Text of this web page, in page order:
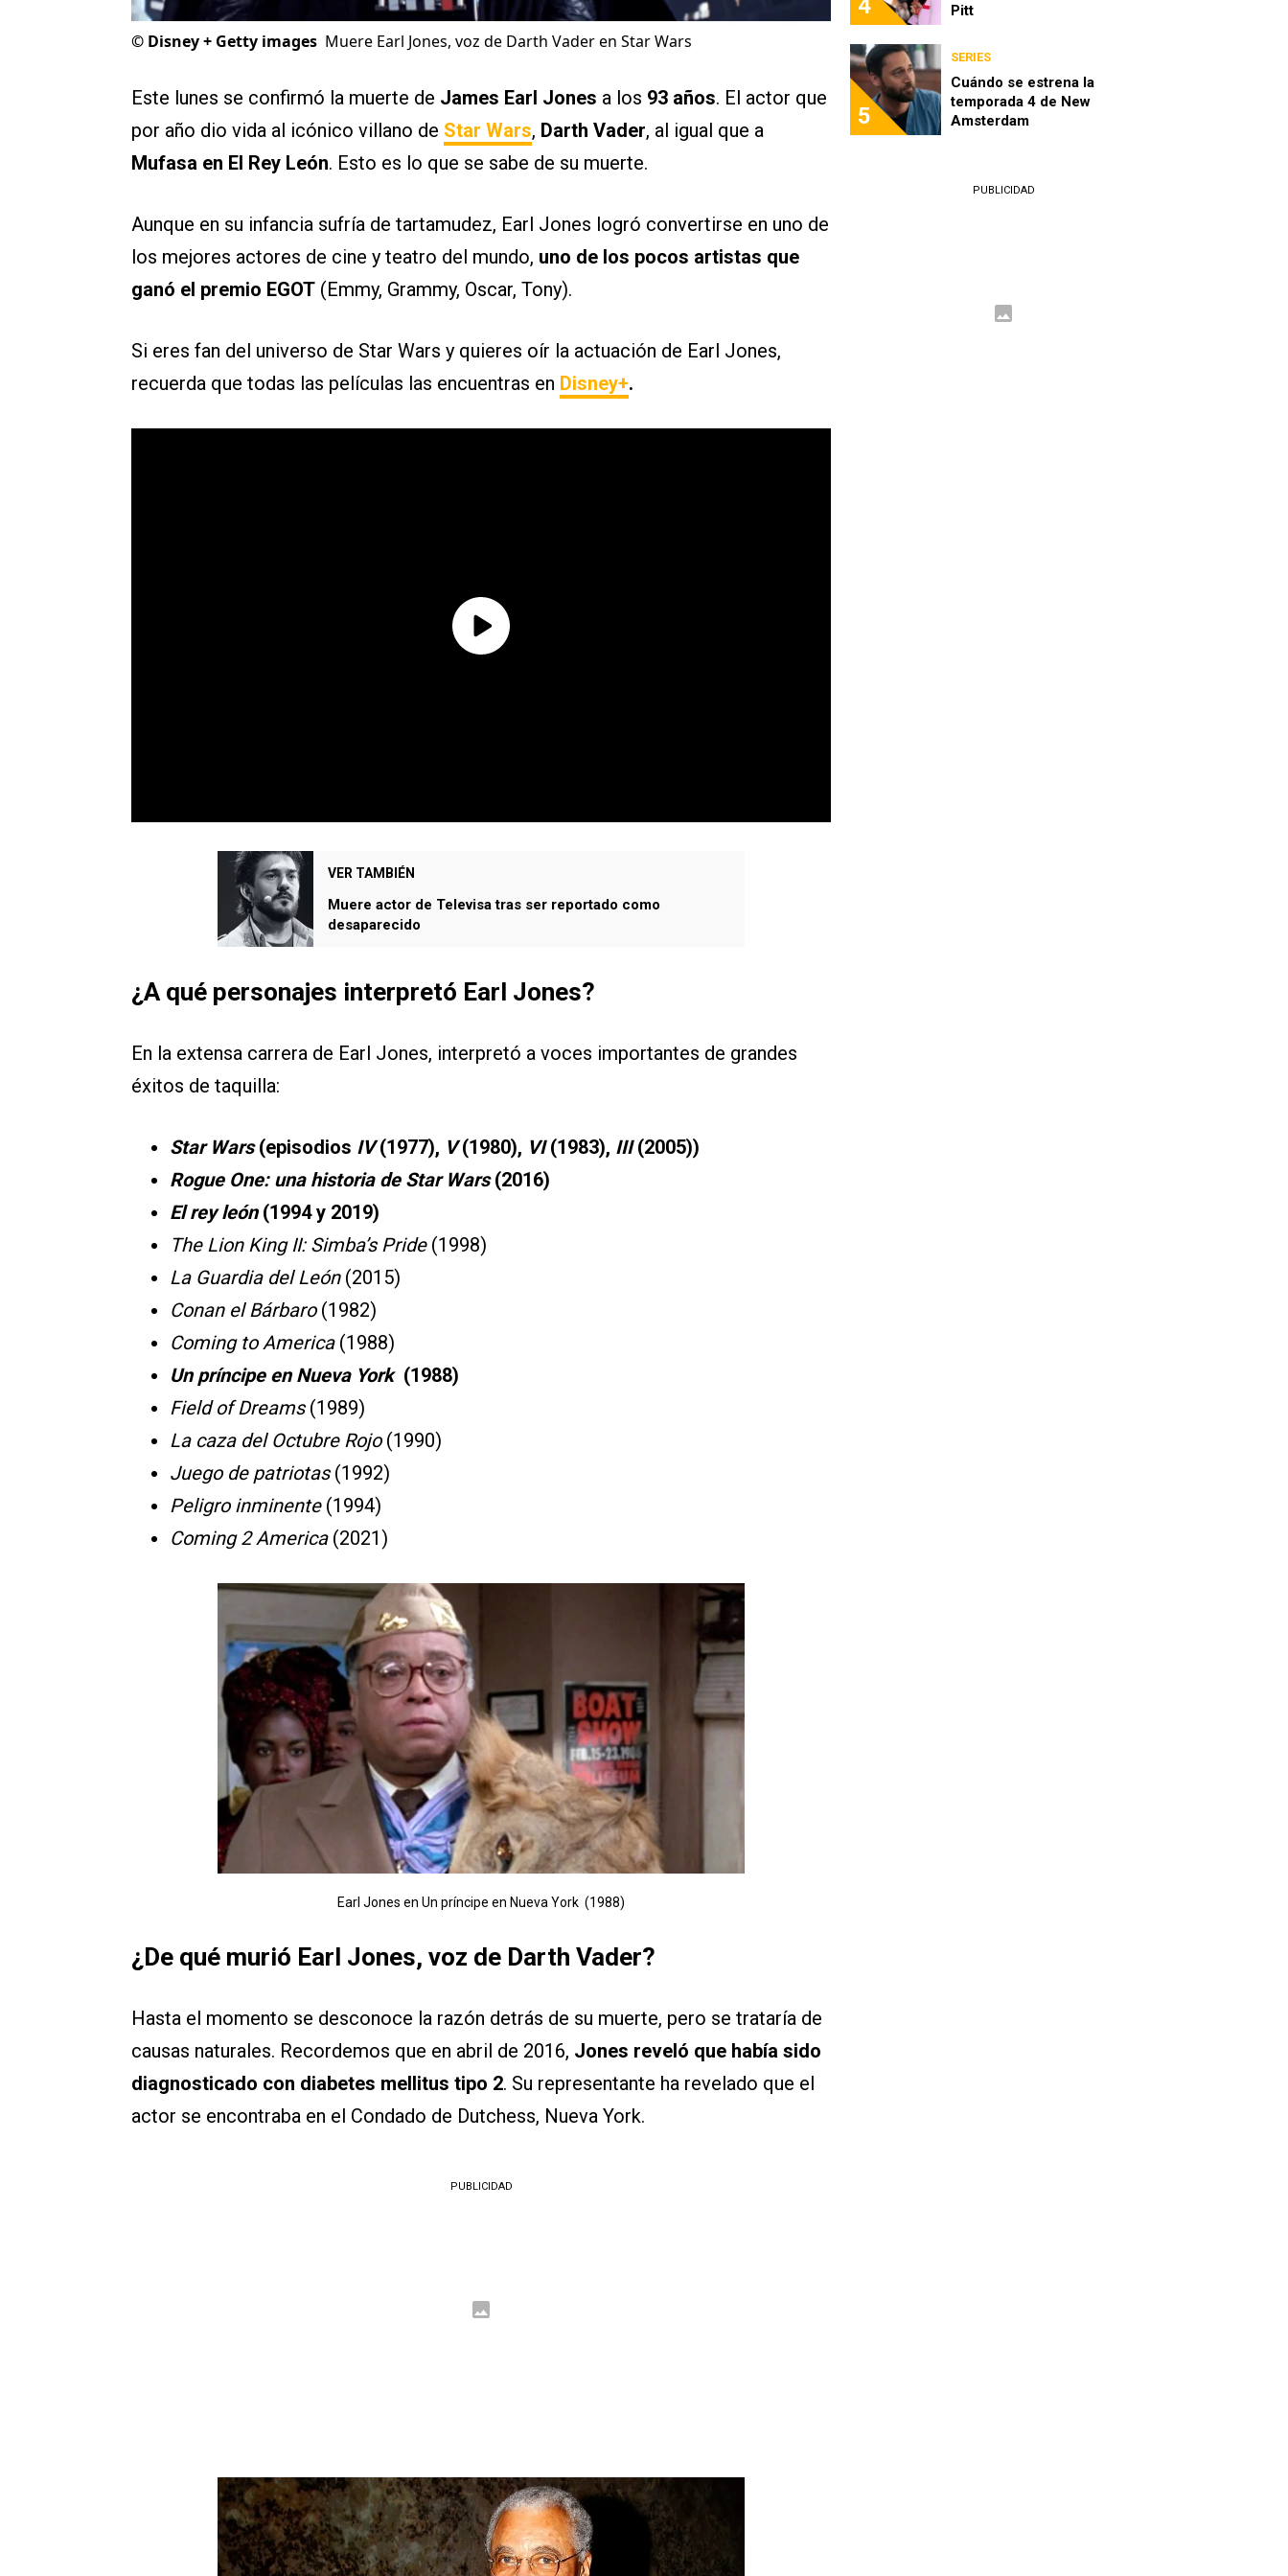
© Disney + Getty images Muere Earl Jones, voz de Darth Vader en Star Wars
Este lunes se confirmó la muerte de James Earl Jones a los 93 años. El actor que
por año dio vida al icónico villano de Star Wars, Darth Vader, al igual que a
Mufasa en El Rey León. Esto es lo que se sabe de su muerte.
Aunque en su infancia sufría de tartamudez, Earl Jones logró convertirse en uno de
los mejores actores de cine y teatro del mundo, uno de los pocos artistas que
ganó el premio EGOT (Emmy, Grammy, Oscar, Tony).
Si eres fan del universo de Star Wars y quieres oír la actuación de Earl Jones,
recuerda que todas las películas las encuentras en Disney+.
VER TAMBIÉN
Muere actor de Televisa tras ser reportado como
desaparecido
¿A qué personajes interpretó Earl Jones?
En la extensa carrera de Earl Jones, interpretó a voces importantes de grandes
éxitos de taquilla:
Star Wars(episodios IV(1977), V(1980), VI(1983), III(2005))
Rogue One: una historia de Star Wars(2016)
El rey león(1994 y 2019)
The Lion King II: Simba’s Pride(1998)
La Guardia del León(2015)
Conan el Bárbaro(1982)
Coming to America(1988)
Un príncipe en Nueva York (1988)
Field of Dreams(1989)
La caza del Octubre Rojo(1990)
Juego de patriotas(1992)
Peligro inminente(1994)
Coming 2 America(2021)
Earl Jones en Un príncipe en Nueva York (1988)
¿De qué murió Earl Jones, voz de Darth Vader?
Hasta el momento se desconoce la razón detrás de su muerte, pero se trataría de
causas naturales. Recordemos que en abril de 2016, Jones reveló que había sido
diagnosticado con diabetes mellitus tipo 2. Su representante ha revelado que el
actor se encontraba en el Condado de Dutchess, Nueva York.
PUBLICIDAD
4 Pitt
5
SERIES
Cuándo se estrena la
temporada 4 de New
Amsterdam
PUBLICIDAD